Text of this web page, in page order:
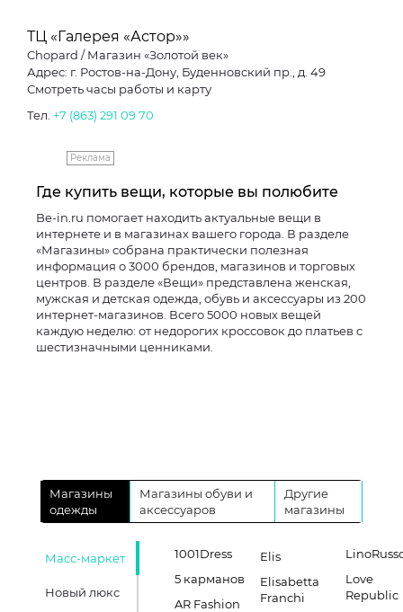
ТЦ «Галерея «Астор»»
Chopard / Магазин «Золотой век»
Адрес: г. Ростов-на-Дону, Буденновский пр., д. 49
Смотреть часы работы и карту
Тел. +7 (863) 291 09 70
Реклама
Где купить вещи, которые вы полюбите
Be-in.ru помогает находить актуальные вещи в
интернете и в магазинах вашего города. В разделе
«Магазины» собрана практически полезная
информация о 3000 брендов, магазинов и торговых
центров. В разделе «Вещи» представлена женская,
мужская и детская одежда, обувь и аксессуары из 200
интернет-магазинов. Всего 5000 новых вещей
каждую неделю: от недорогих кроссовок до платьев с
шестизначными ценниками.
Магазины
одежды
Магазины обуви и
аксессуаров
Другие
магазины
Масс-маркет
Новый люкс
1001Dress
5 карманов
AR Fashion
Elis
Elisabetta
Franchi
Love
Republic